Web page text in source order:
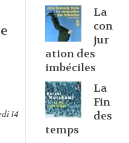
14
La
con
jur
ation des
imbéciles
La
Fin
des
temps